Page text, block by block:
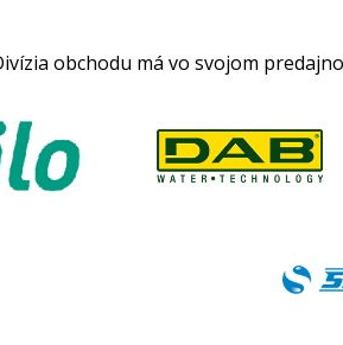
obchodu má vo svojom